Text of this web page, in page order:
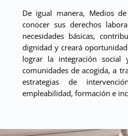
De igual manera, Medios
conocer sus derechos
necesidades básicas,
dignidad y creará
lograr la integración social
comunidades de acogida, a
estrategias de
empleabilidad, formación e